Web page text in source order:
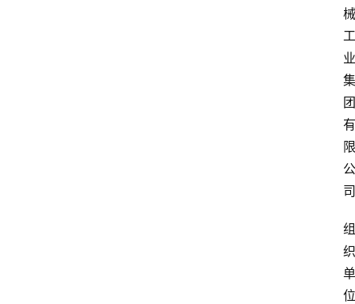
械
工
业
集
团
有
限
公
司
组
织
单
位